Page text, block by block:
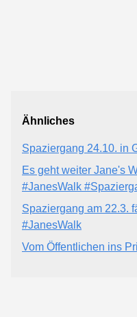
Ähnliches
Spaziergang 24.10. in
Es geht weiter Jane's
#JanesWalk
Spaziergang am 22.3.
#JanesWalk
Vom Öffentlichen ins